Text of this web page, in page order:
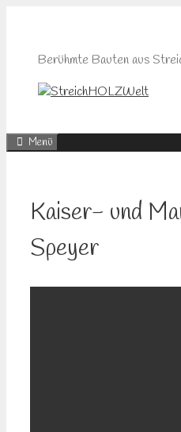
springenBerühmte Bauten aus
Menü
Kaiser- und
Speyer